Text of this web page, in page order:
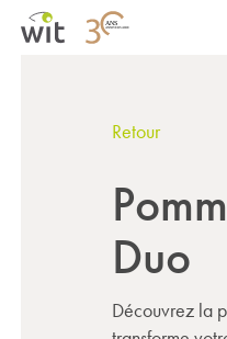
Retour
Duo
Découvrez la